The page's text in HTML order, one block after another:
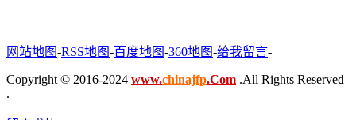
网站地图-RSS地图-百度地图-360地图-给我留言-
Copyright © 2016-2024 www.chinajfp.Com .All Rights Reserved
.